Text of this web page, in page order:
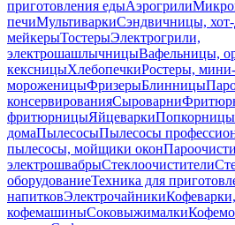
приготовления едыАэрогрили
печиМультиваркиСэндвичницы, хот-
мейкерыТостерыЭлектрогрили,
электрошашлычницыВафельницы,
кексницыХлебопечкиРостеры,
мороженицыФризерыБлинницы
консервированияСыроварни
фритюрницыЯйцеваркиПопкорницы
домаПылесосыПылесосы
пылесосы, мойщики окон
электрошвабрыСтеклоочистители
оборудованиеТехника для
напитковЭлектрочайникиКофеварки,
кофемашиныСоковыжималки